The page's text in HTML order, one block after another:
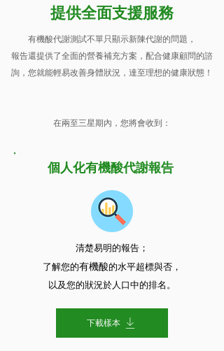
提供全面支援服務
有機酸代謝測試不單只顯示新陳代謝的問題，
報告還提供了全面的營養補充方案，配合健康顧問的諮
詢， 您就能輕易改善身體狀況，達至理想的健康狀態！
在兩至三星期內，您將會收到：
個人化有機酸代謝報告
清楚易明的報告；
了解您的有機酸的水平超標與否，
以及您的狀況於人口中的排名。
下載樣本